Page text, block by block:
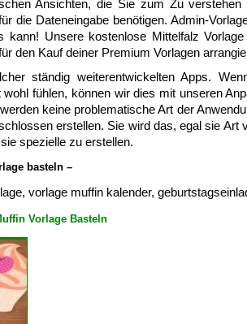
Ansichten, die Sie zum Zu
die Dateneingabe benötigen. Admin-
kann! Unsere kostenlose Mittelfalz
den Kauf deiner Premium Vorlagen
ständig weiterentwickelten Apps.
wohl fühlen, können wir dies mit unseren
keine problematische Art der
erstellen. Sie wird das, egal sie Art
spezielle zu erstellen.
basteln –
vorlage muffin kalender,
Vorlage Basteln